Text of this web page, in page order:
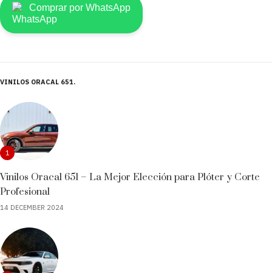
Comprar por WhatsApp
VINILOS ORACAL 651
1
Vinilos Oracal 651 – La Mejor Elección para Plóter y Corte
Profesional
14 DECEMBER 2024